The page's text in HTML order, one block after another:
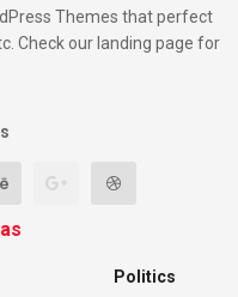
Themes that perfect
Check our landing page for
Politics